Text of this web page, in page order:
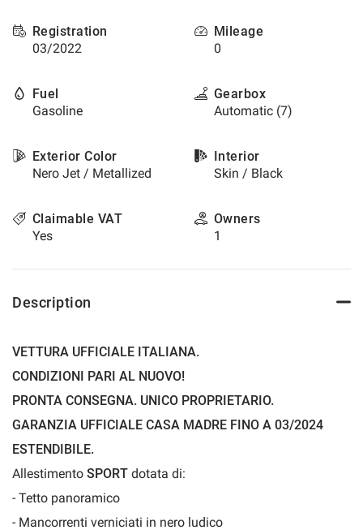
Registration
03/2022
Mileage
0
Fuel
Gasoline
Gearbox
Automatic (7)
Exterior Color
Nero Jet / Metallized
Interior
Skin / Black
Claimable VAT
Yes
Owners
1
Description
VETTURA UFFICIALE ITALIANA.
CONDIZIONI PARI AL NUOVO!
PRONTA CONSEGNA. UNICO PROPRIETARIO.
GARANZIA UFFICIALE CASA MADRE FINO A 03/2024
ESTENDIBILE.
Allestimento SPORT dotata di:
- Tetto panoramico
- Mancorrenti verniciati in nero ludico
on
the
and
functioning
tracking
tools,
please
to
the
review
change
your
choices
at
any
time.